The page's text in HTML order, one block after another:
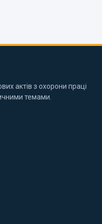
актів з охорони праці
темами.